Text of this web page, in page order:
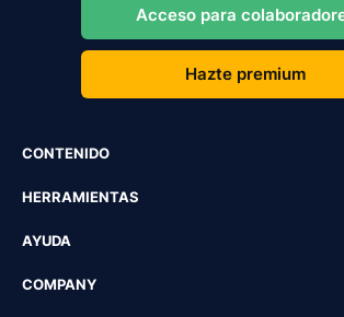
Acceso para
Hazte premium
CONTENIDO
HERRAMIENTAS
AYUDA
COMPANY